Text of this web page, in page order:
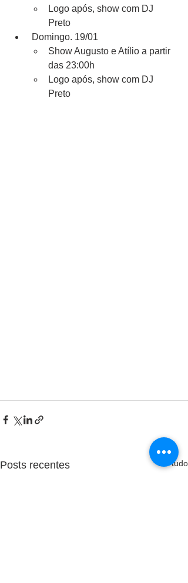
Logo após, show com DJ
Preto
Domingo. 19/01
Show Augusto e Atílio a partir
das 23:00h
Logo após, show com DJ
Preto
Posts recentes Ver tudo